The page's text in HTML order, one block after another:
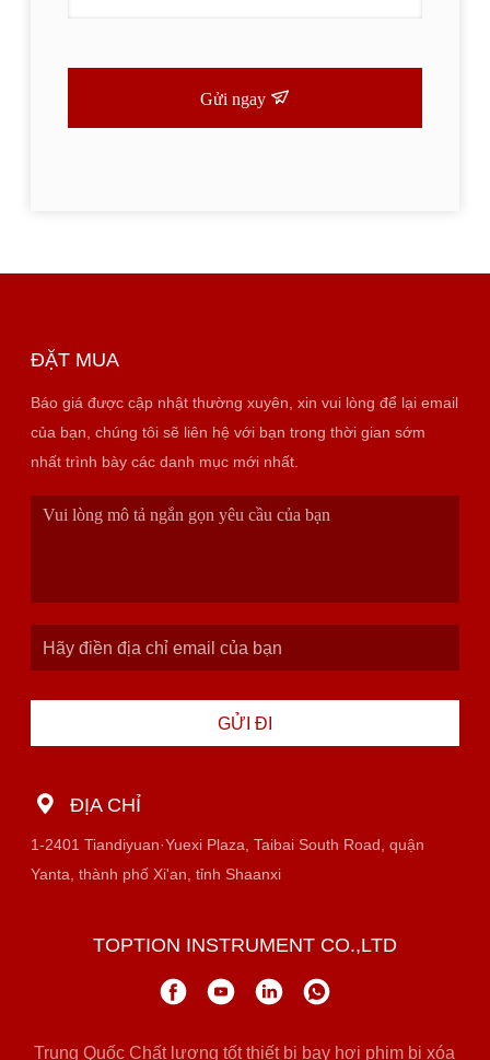
Gửi ngay
ĐẶT MUA
Báo giá được cập nhật thường xuyên, xin vui lòng để lại email
của bạn, chúng tôi sẽ liên hệ với bạn trong thời gian sớm
nhất trình bày các danh mục mới nhất.
GỬI ĐI
ĐỊA CHỈ
1-2401 Tiandiyuan·Yuexi Plaza, Taibai South Road, quận
Yanta, thành phố Xi'an, tỉnh Shaanxi
TOPTION INSTRUMENT CO.,LTD
Trung Quốc Chất lượng tốt thiết bị bay hơi phim bị xóa